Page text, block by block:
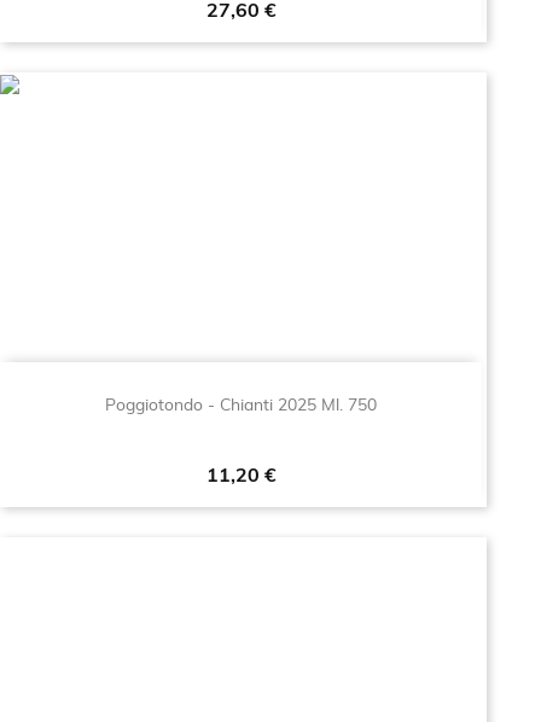
Prezzo
27,60 €
Poggiotondo - Chianti 2025 Ml. 750
Prezzo
11,20 €